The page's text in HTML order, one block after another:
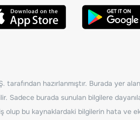
hazırlanmıştır. Burada yer
Sadece burada sunulan bilgilere
olup bu kaynaklardaki bilgilerin hata ve